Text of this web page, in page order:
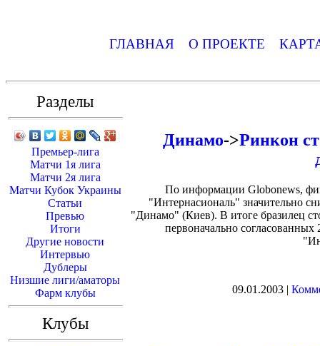
ГЛАВНАЯ О ПРОЕКТЕ
Разделы
Премьер-лига
Матчи 1я лига
Матчи 2я лига
Матчи Кубок Украины
Статьи
Превью
Итоги
Другие новости
Интервью
Дублеры
Низшие лиги/аматоры
Фарм клубы
Клубы
Динамо->Ринкон
По информации Globonews,
"Интернасиональ" значительно
"Динамо" (Киев). В итоге бразилец
первоначально
09.01.2003 |